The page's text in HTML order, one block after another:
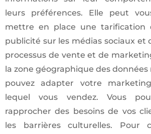
leurs préférences. Elle peut
mettre en place une tarification
publicité sur les médias sociaux et
processus de vente et de
la zone géographique des
pouvez adapter votre
lequel vous vendez. Vous
rapprocher des besoins de vos
les barrières culturelles. Pour